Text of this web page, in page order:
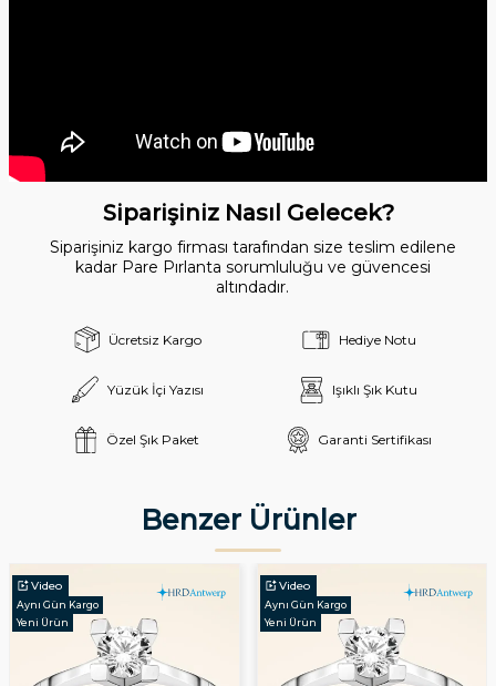
Siparişiniz Nasıl Gelecek?
Siparişiniz kargo firması tarafından size teslim edilene
kadar Pare Pırlanta sorumluluğu ve güvencesi
altındadır.
Ücretsiz Kargo Hediye Notu
Yüzük İçi Yazısı Işıklı Şık Kutu
Özel Şık Paket Garanti Sertifikası
Benzer Ürünler
Video
Aynı Gün Kargo
Yeni Ürün
Video
Aynı Gün Kargo
Yeni Ürün